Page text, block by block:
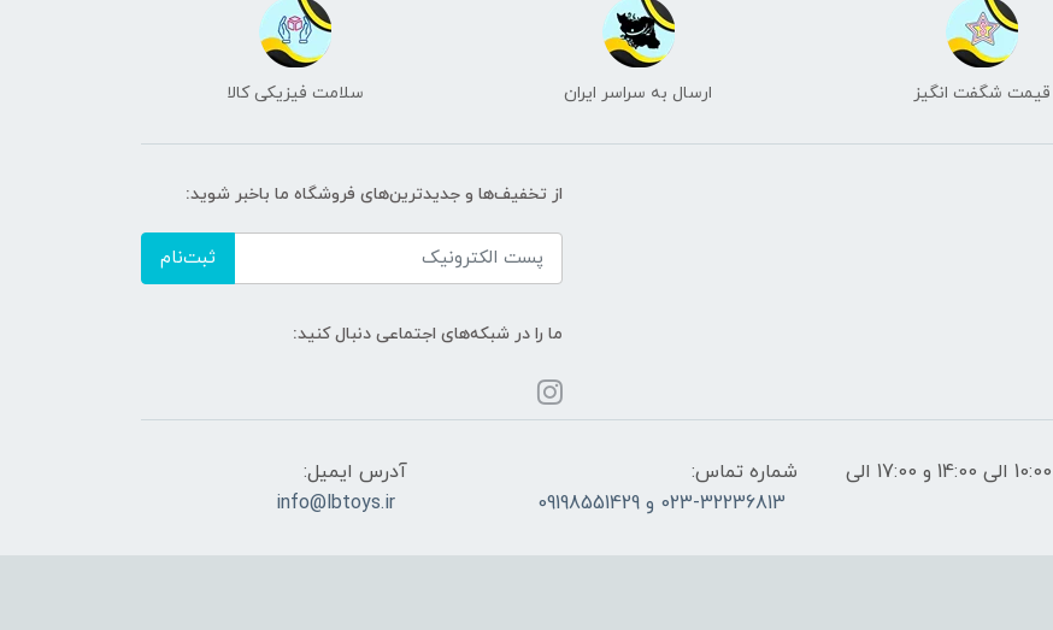
قیمت شگفت انگیز ارسال به سراسر ایران سلامت فیزیکی کالا
از تخفیف‌ها و جدیدترین‌های فروشگاه ما باخبر شوید:
ثبت‌نام
ما را در شبکه‌های اجتماعی دنبال کنید:
ساعات پاسخگویی: فقط روزهای غیر تعطیل از ساعت 10:00 الی 14:00 و 17:00 الی
شماره تماس:
023-32236813 و 09198551429
آدرس ایمیل:
info@lbtoys.ir